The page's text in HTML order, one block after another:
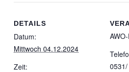
DETAILS
Datum:
Mittwoch 04.12.2024
Zeit:
Wenn Sie uns